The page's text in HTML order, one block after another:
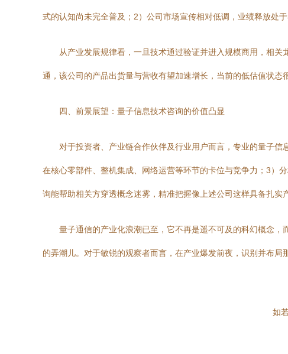
式的认知尚未完全普及；2）公司市场宣传相对低调，业绩释放处
从产业发展规律看，一旦技术通过验证并进入规模商用，相
通，该公司的产品出货量与营收有望加速增长，当前的低估值状态
四、前景展望：量子信息技术咨询的价值凸显
对于投资者、产业链合作伙伴及行业用户而言，专业的量子
在核心零部件、整机集成、网络运营等环节的卡位与竞争力；3）
询能帮助相关方穿透概念迷雾，精准把握像上述公司这样具备扎实
量子通信的产业化浪潮已至，它不再是遥不可及的科幻概念
的弄潮儿。对于敏锐的观察者而言，在产业爆发前夜，识别并布
如